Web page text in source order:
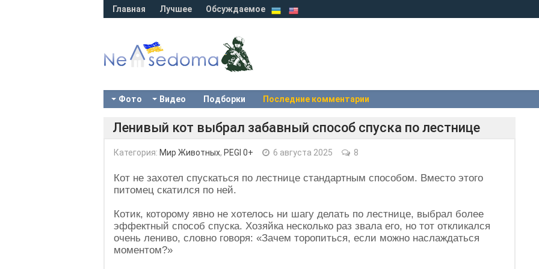
Главная Лучшее Обсуждаемое
Фото Видео Подборки Последние комментарии
Ленивый кот выбрал забавный способ спуска по лестнице
Категория: Мир Животных, PEGI 0+ 6 августа 2025 8
Кот не захотел спускаться по лестнице стандартным способом. Вместо этого
питомец скатился по ней.
Котик, которому явно не хотелось ни шагу делать по лестнице, выбрал более
эффектный способ спуска. Хозяйка несколько раз звала его, но тот откликался
очень лениво, словно говоря: «Зачем торопиться, если можно наслаждаться
моментом?»